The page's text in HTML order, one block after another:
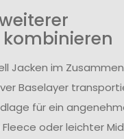
Jacken im
Baselayer
für ein
oder leichter